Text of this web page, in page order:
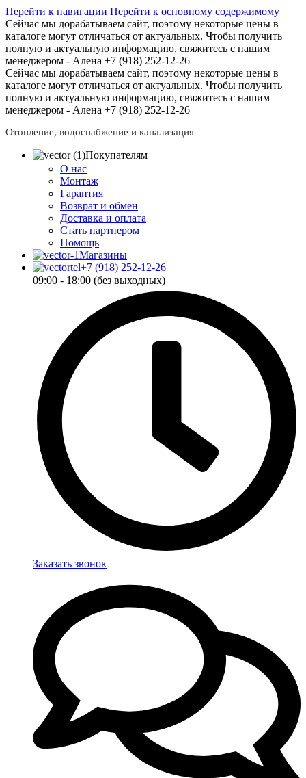
Перейти к навигации Перейти к основному содержимому
Сейчас мы дорабатываем сайт, поэтому некоторые цены в
каталоге могут отличаться от актуальных. Чтобы получить
полную и актуальную информацию, свяжитесь с нашим
менеджером - Алена +7 (918) 252-12-26
Сейчас мы дорабатываем сайт, поэтому некоторые цены в
каталоге могут отличаться от актуальных. Чтобы получить
полную и актуальную информацию, свяжитесь с нашим
менеджером - Алена +7 (918) 252-12-26
Отопление, водоснабжение и канализация
Покупателям
О нас
Монтаж
Гарантия
Возврат и обмен
Доставка и оплата
Стать партнером
Помощь
Магазины
+7 (918) 252-12-26
09:00 - 18:00 (без выходных)
Заказать звонок